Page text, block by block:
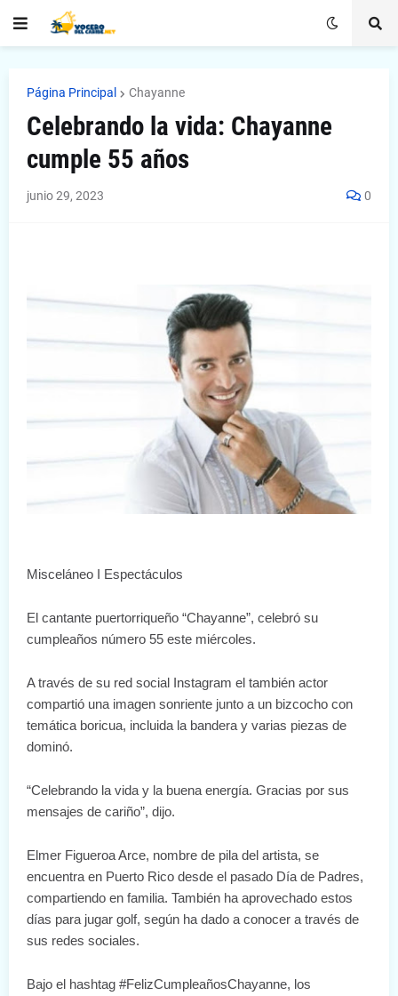
Página Principal Chayanne
Celebrando la vida: Chayanne
cumple 55 años
junio 29, 2023 0
Misceláneo I Espectáculos
El cantante puertorriqueño “Chayanne”, celebró su
cumpleaños número 55 este miércoles.
A través de su red social Instagram el también actor
compartió una imagen sonriente junto a un bizcocho con
temática boricua, incluida la bandera y varias piezas de
dominó.
“Celebrando la vida y la buena energía. Gracias por sus
mensajes de cariño”, dijo.
Elmer Figueroa Arce, nombre de pila del artista, se
encuentra en Puerto Rico desde el pasado Día de Padres,
compartiendo en familia. También ha aprovechado estos
días para jugar golf, según ha dado a conocer a través de
sus redes sociales.
Bajo el hashtag #FelizCumpleañosChayanne, los